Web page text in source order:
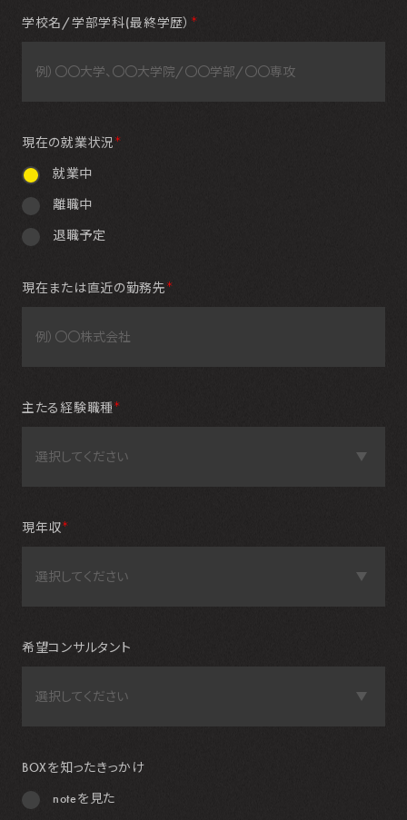
学校名/学部学科(最終学歴） ＊
現在の就業状況 ＊
就業中
離職中
退職予定
現在または直近の勤務先 ＊
主たる経験職種 ＊
現年収＊
希望コンサルタント
BOXを知ったきっかけ
noteを見た